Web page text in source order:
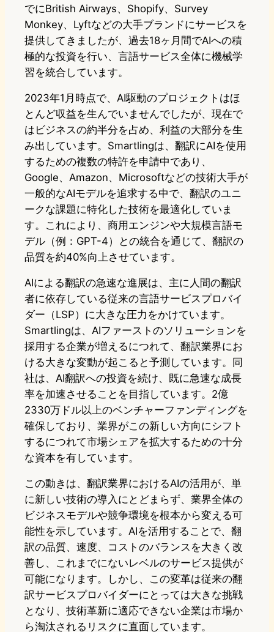
でにBritish Airways、Shopify、Survey
Monkey、Lyftなどの大手ブランドにサービスを
提供してきましたが、過去18ヶ月間でAIへの積
極的な投資を行い、言語サービス全体に機械学
習を統合しています。
2023年1月時点で、AI駆動のプロジェクトはほ
とんど収益を生んでいませんでしたが、現在で
はビジネスの約半分を占め、利益の大部分を生
み出しています。Smartlingは、翻訳にAIを使用
するための複数の特許を申請中であり、
Google、Amazon、Microsoftなどの技術大手が
一般的なAIモデルを追求する中で、翻訳のユニ
ークな課題に特化した技術を最適化していま
す。これにより、商用エンジンや大規模言語モ
デル（例：GPT-4）との統合を通じて、翻訳の
品質を約40%向上させています。
AIによる翻訳の急速な進展は、主に人間の翻訳
者に依存している従来の言語サービスプロバイ
ダー（LSP）に大きな圧力をかけています。
Smartlingは、AIファーストのソリューションを
採用する企業が増えるにつれて、翻訳業界にお
ける大きな変動が起こると予測しています。同
社は、AI翻訳への投資を続け、既に急速な成長
率を加速させることを目指しています。2億
2330万ドル以上のベンチャーファンディングを
確保しており、業界がこの新しい方向にシフト
するにつれて市場シェアを拡大するための十分
な資本を有しています。
この動きは、翻訳業界におけるAIの活用が、単
に新しい技術の導入にとどまらず、業界全体の
ビジネスモデルや競争環境を根本から変える可
能性を示しています。AIを活用することで、翻
訳の品質、速度、コストのバランスを大きく改
善し、これまでにないレベルのサービス提供が
可能になります。しかし、この変革は従来の翻
訳サービスプロバイダーにとっては大きな挑戦
となり、技術革新に適応できない企業は市場か
ら淘汰されるリスクに直面しています。